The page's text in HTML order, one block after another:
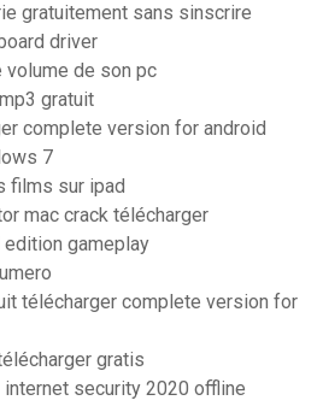
gratuitement sans sinscrire
driver
volume de son pc
gratuit
complete version for android
7
films sur ipad
mac crack télécharger
edition gameplay
télécharger complete version for
gratis
security 2020 offline